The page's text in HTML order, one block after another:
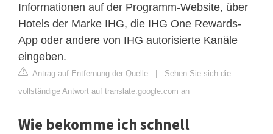
Informationen auf der Programm-Website, über
Hotels der Marke IHG, die IHG One Rewards-
App oder andere von IHG autorisierte Kanäle
eingeben.
Antrag auf Entfernung der Quelle | Sehen Sie sich die
vollständige Antwort auf translate.google.com an
Wie bekomme ich schnell